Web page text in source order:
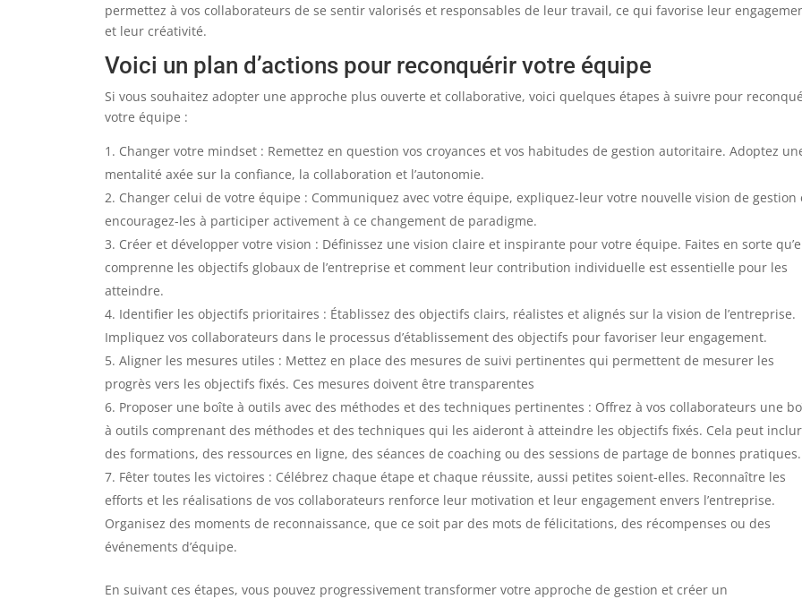
permettez à vos collaborateurs de se sentir valorisés et responsables de leur travail, ce qui favorise leur
et leur créativité.
Voici un plan d’actions pour reconquérir votre équipe
Si vous souhaitez adopter une approche plus ouverte et collaborative, voici quelques étapes à suivre pour
votre équipe :
Changer votre mindset : Remettez en question vos croyances et vos habitudes de gestion autoritaire. Adoptez
mentalité axée sur la confiance, la collaboration et l’autonomie.
Changer celui de votre équipe : Communiquez avec votre équipe, expliquez-leur votre nouvelle vision de gestion
encouragez-les à participer activement à ce changement de paradigme.
Créer et développer votre vision : Définissez une vision claire et inspirante pour votre équipe. Faites en sorte
comprenne les objectifs globaux de l’entreprise et comment leur contribution individuelle est essentielle pour les
atteindre.
Identifier les objectifs prioritaires : Établissez des objectifs clairs, réalistes et alignés sur la vision de l’entreprise.
Impliquez vos collaborateurs dans le processus d’établissement des objectifs pour favoriser leur engagement.
Aligner les mesures utiles : Mettez en place des mesures de suivi pertinentes qui permettent de mesurer les
progrès vers les objectifs fixés. Ces mesures doivent être transparentes
Proposer une boîte à outils avec des méthodes et des techniques pertinentes : Offrez à vos collaborateurs une
à outils comprenant des méthodes et des techniques qui les aideront à atteindre les objectifs fixés. Cela peut
des formations, des ressources en ligne, des séances de coaching ou des sessions de partage de bonnes pratiques.
Fêter toutes les victoires : Célébrez chaque étape et chaque réussite, aussi petites soient-elles. Reconnaître les
efforts et les réalisations de vos collaborateurs renforce leur motivation et leur engagement envers l’entreprise.
Organisez des moments de reconnaissance, que ce soit par des mots de félicitations, des récompenses ou des
événements d’équipe.
En suivant ces étapes, vous pouvez progressivement transformer votre approche de gestion et créer un